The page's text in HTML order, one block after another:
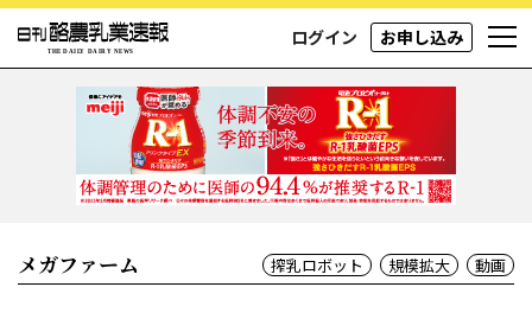
ログイン お申し込み
メガファーム 搾乳ロボット 規模拡大 動画